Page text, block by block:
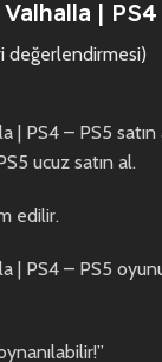
Valhalla |
değerlendirmesi)
| PS4 – PS5 satın
ucuz satın al.
edilir.
| PS4 – PS5